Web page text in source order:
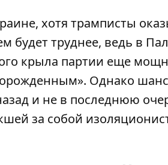
, хотя трамписты
будет труднее, ведь в
крыла партии еще
Однако
и не в последнюю
за собой